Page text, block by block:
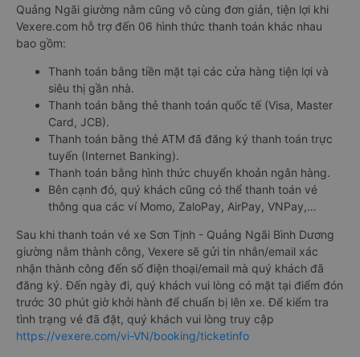
Quảng Ngãi giường nằm cũng vô cùng đơn giản, tiện lợi khi
Vexere.com hỗ trợ đến 06 hình thức thanh toán khác nhau
bao gồm:
Thanh toán bằng tiền mặt tại các cửa hàng tiện lợi và
siêu thị gần nhà.
Thanh toán bằng thẻ thanh toán quốc tế (Visa, Master
Card, JCB).
Thanh toán bằng thẻ ATM đã đăng ký thanh toán trực
tuyến (Internet Banking).
Thanh toán bằng hình thức chuyển khoản ngân hàng.
Bên cạnh đó, quý khách cũng có thể thanh toán vé
thông qua các ví Momo, ZaloPay, AirPay, VNPay,…
Sau khi thanh toán vé xe Sơn Tịnh - Quảng Ngãi Bình Dương
giường nằm thành công, Vexere sẽ gửi tin nhắn/email xác
nhận thành công đến số điện thoại/email mà quý khách đã
đăng ký. Đến ngày đi, quý khách vui lòng có mặt tại điểm đón
trước 30 phút giờ khởi hành để chuẩn bị lên xe. Để kiểm tra
tình trạng vé đã đặt, quý khách vui lòng truy cập
https://vexere.com/vi-VN/booking/ticketinfo